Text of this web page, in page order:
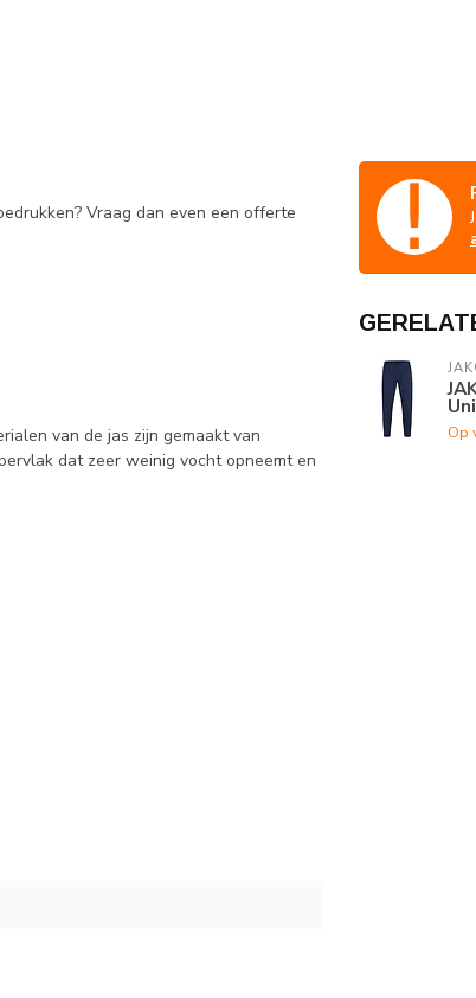
Vraag dan even een offerte
van de jas zijn gemaakt van
dat zeer weinig vocht opneemt en
Op